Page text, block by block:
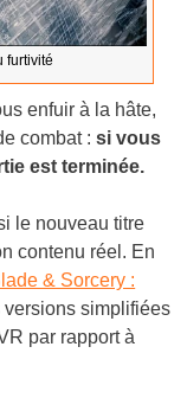
furtivité
enfuir à la hâte,
combat :si vous
est terminée.
le nouveau titre
contenu réel. En
& Sorcery :
versions simplifiées
par rapport à